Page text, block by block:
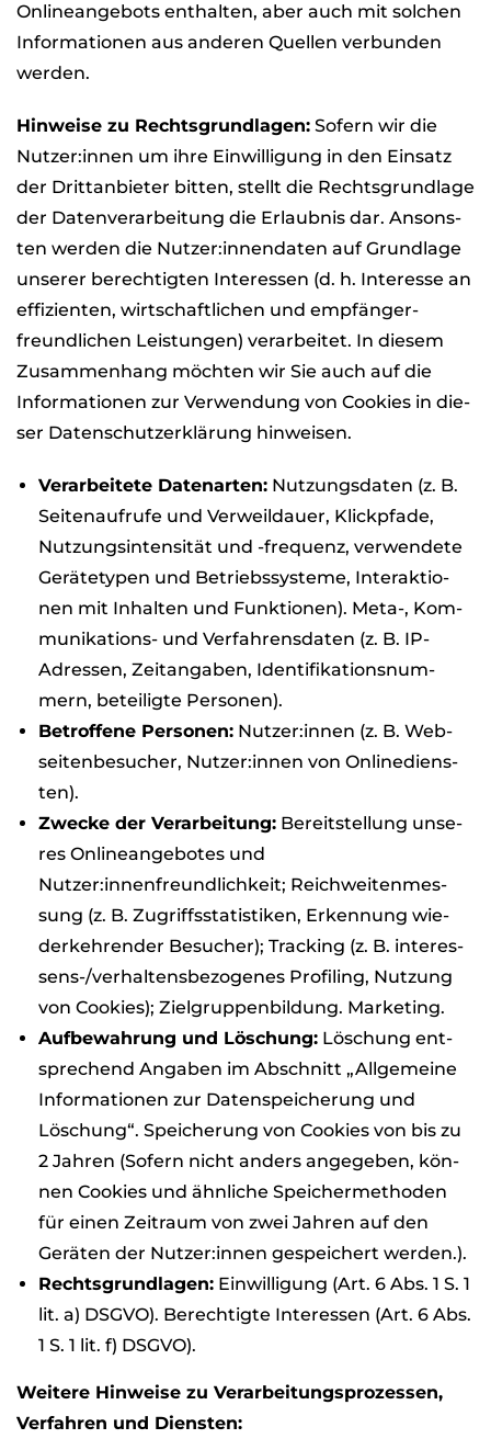
Online­an­ge­bots ent­hal­ten, aber auch mit sol­chen
Infor­ma­tio­nen aus ande­ren Quel­len ver­bun­den
wer­den.
Hin­weise zu Rechts­grund­la­gen: Sofern wir die
Nutzer:innen um ihre Ein­wil­li­gung in den Ein­satz
der Dritt­an­bie­ter bit­ten, stellt die Rechts­grund­lage
der Daten­ver­ar­bei­tung die Erlaub­nis dar. Ansons­
ten wer­den die Nutzer:innendaten auf Grund­lage
unse­rer berech­tig­ten Inter­es­sen (d. h. Inter­esse an
effi­zi­en­ten, wirt­schaft­li­chen und emp­fän­ger­
freund­li­chen Leis­tun­gen) ver­ar­bei­tet. In die­sem
Zusam­men­hang möch­ten wir Sie auch auf die
Infor­ma­tio­nen zur Ver­wen­dung von Coo­kies in die­
ser Daten­schutz­er­klä­rung hin­wei­sen.
Ver­ar­bei­tete Daten­ar­ten: Nut­zungs­da­ten (z. B.
Sei­ten­auf­rufe und Ver­weil­dauer, Klick­pfade,
Nut­zungs­in­ten­si­tät und -fre­quenz, ver­wen­dete
Gerä­te­ty­pen und Betriebs­sys­teme, Inter­ak­tio­
nen mit Inhal­ten und Funk­tio­nen). Meta-, Kom­
mu­ni­ka­ti­ons- und Ver­fah­rens­da­ten (z. B. IP-
Adres­sen, Zeit­an­ga­ben, Iden­ti­fi­ka­ti­ons­num­
mern, betei­ligte Per­so­nen).
Betrof­fene Per­so­nen: Nutzer:innen (z. B. Web­
sei­ten­be­su­cher, Nutzer:innen von Online­diens­
ten).
Zwe­cke der Ver­ar­bei­tung: Bereit­stel­lung unse­
res Online­an­ge­bo­tes und
Nutzer:innenfreundlichkeit; Reich­wei­ten­mes­
sung (z. B. Zugriffs­sta­tis­ti­ken, Erken­nung wie­
der­keh­ren­der Besu­cher); Track­ing (z. B. inter­es­
sens-/ver­hal­tens­be­zo­ge­nes Pro­fil­ing, Nut­zung
von Coo­kies); Ziel­grup­pen­bil­dung. Mar­ke­ting.
Auf­be­wah­rung und Löschung: Löschung ent­
spre­chend Anga­ben im Abschnitt „All­ge­meine
Infor­ma­tio­nen zur Daten­spei­che­rung und
Löschung“. Spei­che­rung von Coo­kies von bis zu
2 Jah­ren (Sofern nicht anders ange­ge­ben, kön­
nen Coo­kies und ähn­li­che Spei­cher­me­tho­den
für einen Zeit­raum von zwei Jah­ren auf den
Gerä­ten der Nutzer:innen gespei­chert wer­den.).
Rechts­grund­la­gen: Ein­wil­li­gung (Art. 6 Abs. 1 S. 1
lit. a) DSGVO). Berech­tigte Inter­es­sen (Art. 6 Abs.
1 S. 1 lit. f) DSGVO).
Wei­tere Hin­weise zu Ver­ar­bei­tungs­pro­zes­sen,
Ver­fah­ren und Diens­ten: